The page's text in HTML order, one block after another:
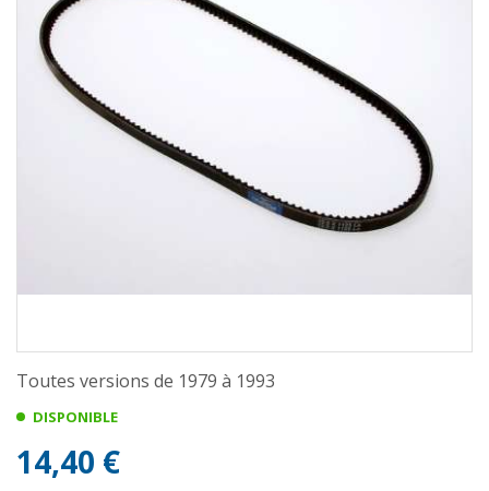
Toutes versions de 1979 à 1993
DISPONIBLE
14,40 €